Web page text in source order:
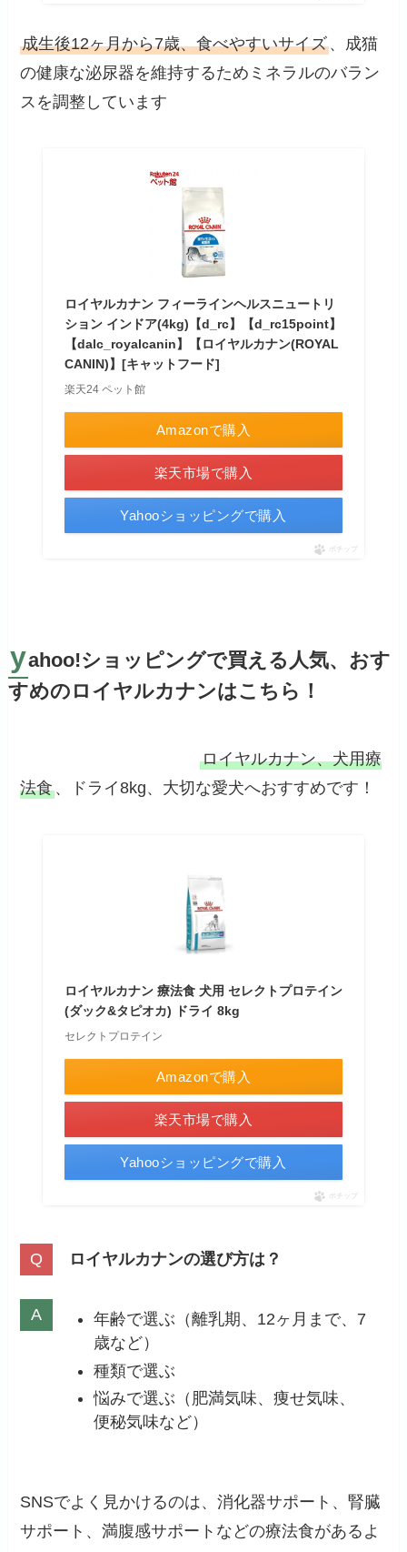
成生後12ヶ月から7歳、食べやすいサイズ、成猫
の健康な泌尿器を維持するためミネラルのバラン
スを調整しています
ロイヤルカナン フィーラインヘルスニュートリ
ション インドア(4kg)【d_rc】【d_rc15point】
【dalc_royalcanin】【ロイヤルカナン(ROYAL
CANIN)】[キャットフード]
楽天24 ペット館
Amazonで購入
楽天市場で購入
Yahooショッピングで購入
ポチップ
yahoo!ショッピングで買える人気、おす
すめのロイヤルカナンはこちら！
ロイヤルカナン、犬用療
法食、ドライ8kg、大切な愛犬へおすすめです！
ロイヤルカナン 療法食 犬用 セレクトプロテイン
(ダック&タピオカ) ドライ 8kg
セレクトプロテイン
Amazonで購入
楽天市場で購入
Yahooショッピングで購入
ポチップ
ロイヤルカナンの選び方は？
年齢で選ぶ（離乳期、12ヶ月まで、7
歳など）
種類で選ぶ
悩みで選ぶ（肥満気味、痩せ気味、
便秘気味など）
SNSでよく見かけるのは、消化器サポート、腎臓
サポート、満腹感サポートなどの療法食があるよ